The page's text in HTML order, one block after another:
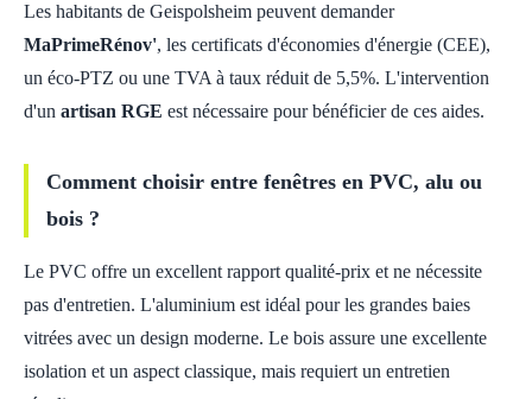
Les habitants de Geispolsheim peuvent demander
MaPrimeRénov', les certificats d'économies d'énergie (CEE),
un éco-PTZ ou une TVA à taux réduit de 5,5%. L'intervention
d'un artisan RGE est nécessaire pour bénéficier de ces aides.
Comment choisir entre fenêtres en PVC, alu ou
bois ?
Le PVC offre un excellent rapport qualité-prix et ne nécessite
pas d'entretien. L'aluminium est idéal pour les grandes baies
vitrées avec un design moderne. Le bois assure une excellente
isolation et un aspect classique, mais requiert un entretien